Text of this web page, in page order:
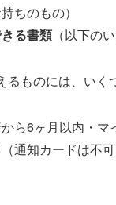
ちのもの）
る書類（以下のい
ものには、いく
ら6ヶ月以内・マ
通知カードは不可